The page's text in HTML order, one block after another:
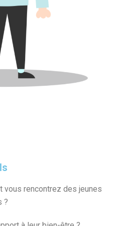
rencontrez des jeunes
?